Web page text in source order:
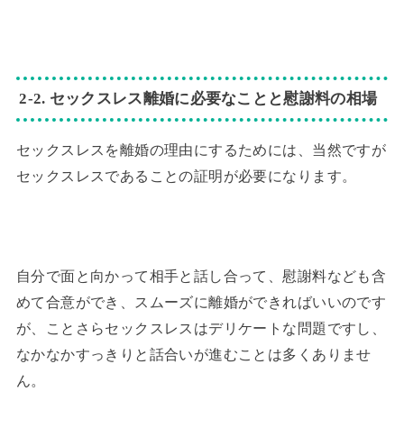
2-2. セックスレス離婚に必要なことと慰謝料の相場
セックスレスを離婚の理由にするためには、当然ですが
セックスレスであることの証明が必要になります。
自分で面と向かって相手と話し合って、慰謝料なども含
めて合意ができ、スムーズに離婚ができればいいのです
が、ことさらセックスレスはデリケートな問題ですし、
なかなかすっきりと話合いが進むことは多くありませ
ん。